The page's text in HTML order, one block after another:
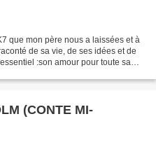
que mon père nous a laissées et à
de sa vie, de ses idées et de
:son amour pour toute sa
(CONTE MI-